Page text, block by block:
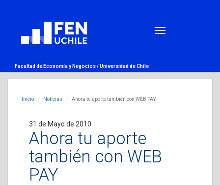
Facultad de Economía y Negocios /Universidad de Chile
Inicio Noticias Ahora tu aporte también con WEB PAY
31 de Mayo de 2010
Ahora tu aporte
también con WEB
PAY